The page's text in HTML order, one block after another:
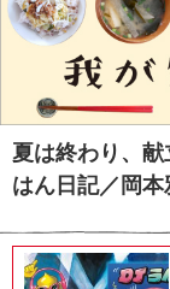
夏は終わり、
はん日記／岡本